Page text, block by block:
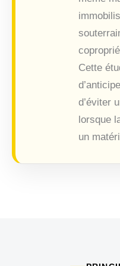
Cette
d’éviter
lorsque
un